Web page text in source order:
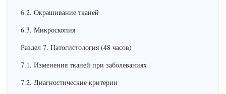
6.2. Окрашивание тканей
6.3. Микроскопия
Раздел 7. Патогистология (48 часов)
7.1. Изменения тканей при заболеваниях
7.2. Диагностические критерии